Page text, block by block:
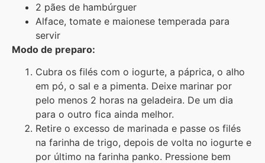
2 pães de hambúrguer
Alface, tomate e maionese temperada para
servir
Modo de preparo:
Cubra os filés com o iogurte, a páprica, o alho
em pó, o sal e a pimenta. Deixe marinar por
pelo menos 2 horas na geladeira. De um dia
para o outro fica ainda melhor.
Retire o excesso de marinada e passe os filés
na farinha de trigo, depois de volta no iogurte e
por último na farinha panko. Pressione bem